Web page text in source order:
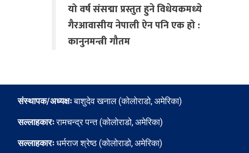
यो वर्ष संसद्मा प्रस्तुत हुने विधेयकमध्ये
गैरआवासीय नेपाली ऐन पनि एक हो :
कानुनमन्त्री गौतम
संस्थापक/अध्यक्षःबाशुदेव खनाल (कोलोराडो, अमेरिका)
सल्लाहकारःरामचन्द्र पन्त (कोलोराडो, अमेरिका)
सल्लाहकारःधर्मराज श्रेष्ठ (कोलोराडो, अमेरिका)